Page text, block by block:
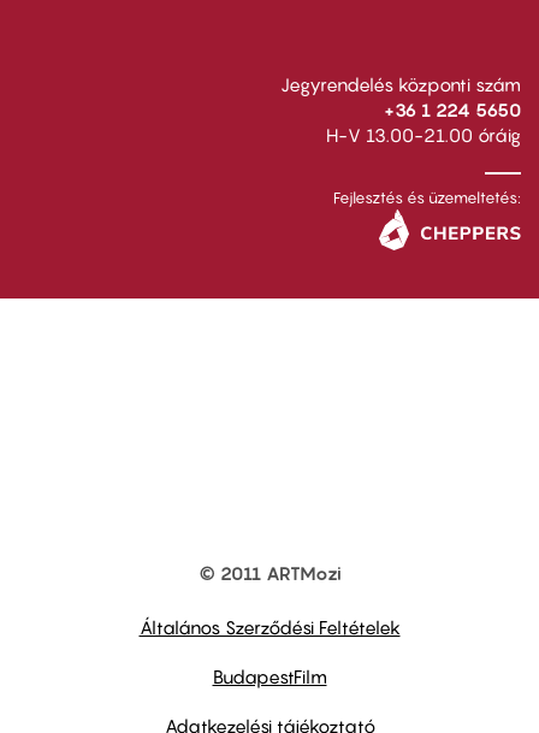
Jegyrendelés központi szám
+36 1 224 5650
H-V 13.00-21.00 óráig
Fejlesztés és üzemeltetés:
© 2011 ARTMozi
Általános Szerződési Feltételek
BudapestFilm
Adatkezelési tájékoztató